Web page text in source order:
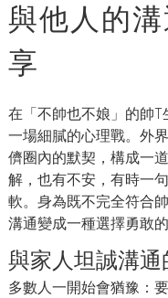
與他人的
享
在「不帥也不娘」的帥
一場細膩的心理戰。外
儕圈內的默契，構成一
解，也有不安，有時一
軟。身為既不完全符合
溝通變成一種選擇勇敢的
與家人坦誠溝通
多數人一開始會猶豫：